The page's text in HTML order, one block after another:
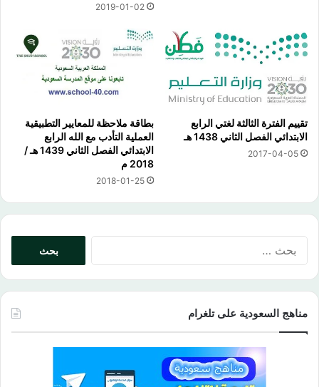
2019-01-02
تقييم الفترة الثالثة لغتي الرابع
الابتدائي الفصل الثاني 1438 هـ
2017-04-05
بطاقة ملاحظة للمعايير التطبيقية
العملية التأدب مع الله الرابع
الابتدائي الفصل الثاني 1439 هـ /
2018 م
2018-01-25
مناهج السعودية على تلغرام